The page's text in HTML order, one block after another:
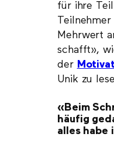
für ihre
Mehrwert
schafft»,
der
Unik zu
«Beim
häufig
alles habe